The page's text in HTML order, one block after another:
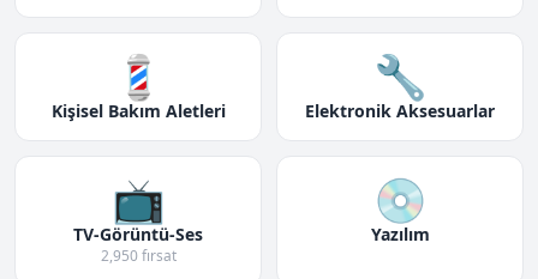
💈
Kişisel Bakım Aletleri
🔧
Elektronik Aksesuarlar
📺
TV-Görüntü-Ses
2,950 fırsat
💿
Yazılım